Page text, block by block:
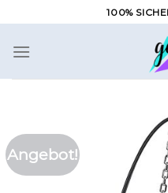
Inhalt
springen
100%
Angebot!